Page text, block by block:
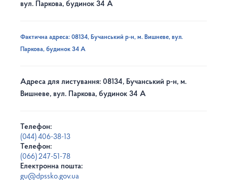
вул. Паркова, будинок 34 А
Фактична адреса: 08134, Бучанський р-н, м. Вишневе, вул.
Паркова, будинок 34 А
Адреса для листування: 08134, Бучанський р-н, м.
Вишневе, вул. Паркова, будинок 34 А
Телефон:
(044) 406-38-13
Телефон:
(066) 247-51-78
Електронна пошта:
gu@dpssko.gov.ua